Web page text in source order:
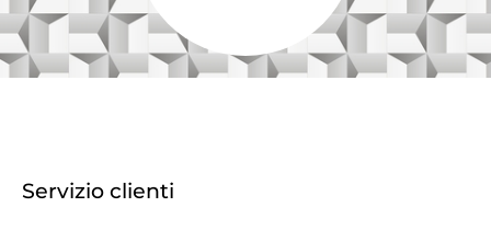
Servizio clienti